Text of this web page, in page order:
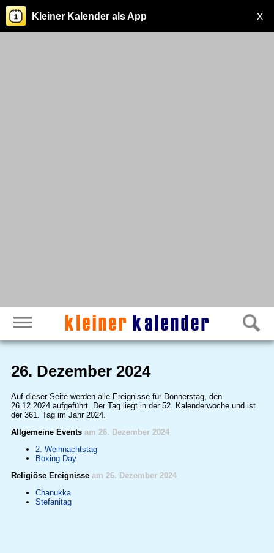
X
Kleiner Kalender als App
26. Dezember 2024
Auf dieser Seite werden alle Ereignisse für Donnerstag, den
26.12.2024 aufgeführt. Der Tag liegt in der 52. Kalenderwoche und ist
der 361. Tag im Jahr 2024.
Allgemeine Events am 26. Dezember 2024
2. Weihnachtstag
Boxing Day
Religiöse Ereignisse am 26. Dezember 2024
Chanukka
Stefanitag